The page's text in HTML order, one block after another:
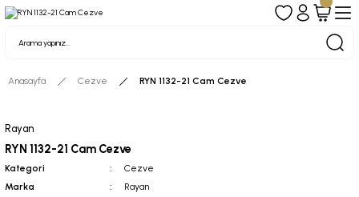
Anasayfa Cezve RYN 1132-21 Cam Cezve
Rayan
RYN 1132-21 Cam Cezve
Kategori
Cezve
Marka
Rayan